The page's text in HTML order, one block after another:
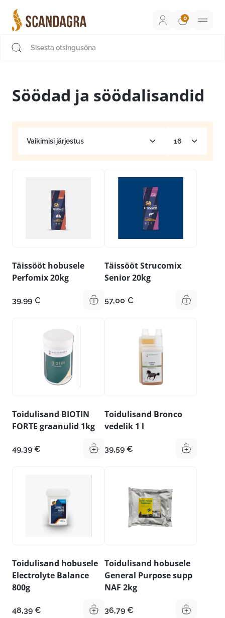
sisu
juurde
Söödad ja söödalisandid
Täissööt hobusele
Perfomix 20kg
39,99 €
Täissööt Strucomix
Senior 20kg
57,00 €
Toidulisand BIOTIN
FORTE graanulid 1kg
49,39 €
Toidulisand Bronco
vedelik 1 l
39,59 €
Toidulisand hobusele
Electrolyte Balance
800g
48,39 €
Toidulisand hobusele
General Purpose supp
NAF 2kg
36,79 €